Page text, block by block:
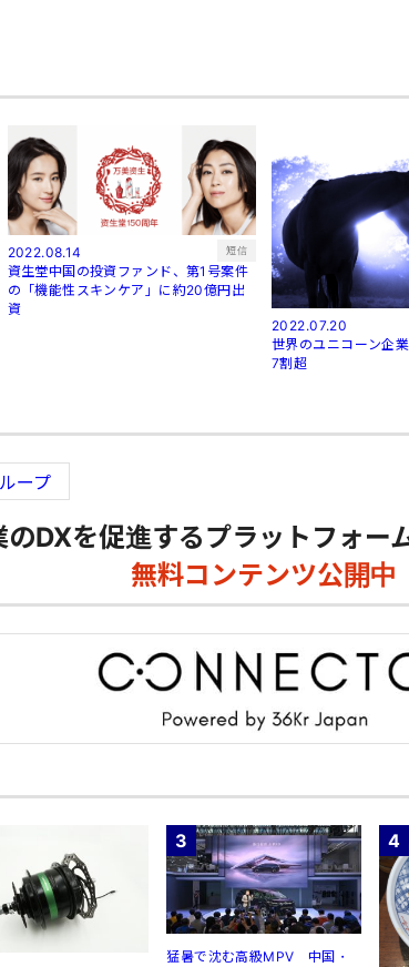
2022.08.14 短信
資生堂中国の投資ファンド、第1号案件
の「機能性スキンケア」に約20億円出
資
2022.07.20
世界のユニコーン企
7割超
ープ
のDXを促進するプラットフォー
無料コンテンツ公開中
3
猛暑で沈む高級MPV 中国・
4